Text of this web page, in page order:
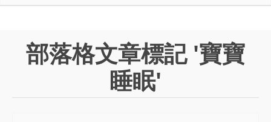
部落格文章標記 '寶寶
睡眠'